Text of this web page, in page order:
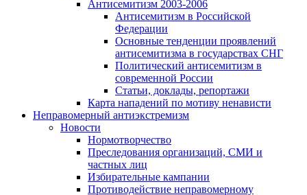
Антисемитизм 2003-2006
Антисемитизм в Российской
Федерации
Основные тенденции проявлений
антисемитизма в государствах СНГ
Политический антисемитизм в
современной России
Статьи, доклады, репортажи
Карта нападений по мотиву ненависти
Неправомерный антиэкстремизм
Новости
Нормотворчество
Преследования организаций, СМИ и
частных лиц
Избирательные кампании
Противодействие неправомерному